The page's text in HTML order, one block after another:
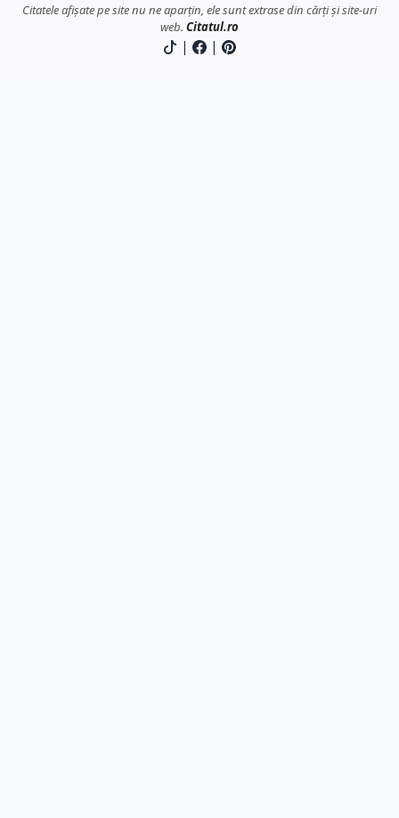
Citatele afișate pe site nu ne aparțin, ele sunt extrase din cărți și site-uri
web. Citatul.ro
| |